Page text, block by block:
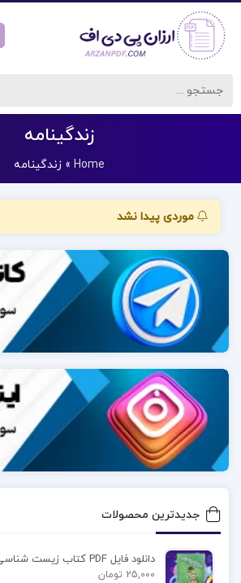
زندگینامه
Home
» زندگینامه
موردی پیدا نشد
جدیدترین محصولات
دانلود فایل PDF کتاب زیست شناسی جامع دوازدهم
25,000 تومان